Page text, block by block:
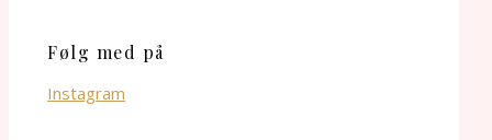
Følg med på
Instagram